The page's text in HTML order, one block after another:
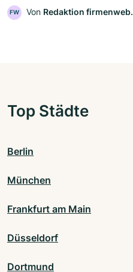
FW Von Redaktion
Top Städte
Berlin
München
Frankfurt am Main
Düsseldorf
Dortmund